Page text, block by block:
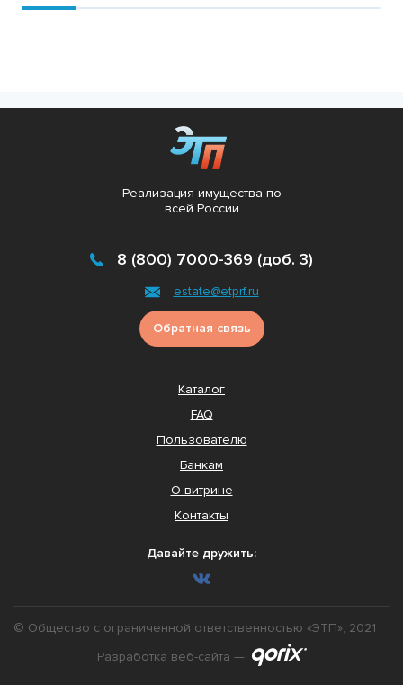
Реализация имущества по
всей России
8 (800) 7000-369 (доб. 3)
estate@etprf.ru
Обратная связь
Каталог
FAQ
Пользователю
Банкам
О витрине
Контакты
Давайте дружить:
© Общество с ограниченной ответственностью «ЭТП», 2021
Разработка веб-сайта —